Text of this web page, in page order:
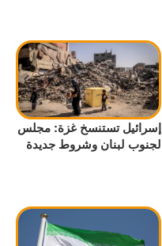
إسرائيل تستنسخ غزة: مجلس
لجنوب لبنان وشروط جديدة